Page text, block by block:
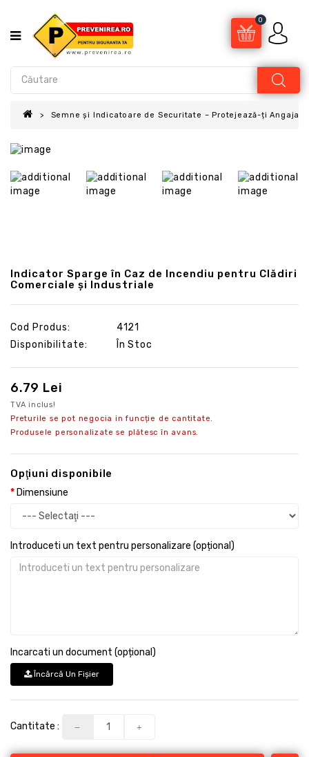
0
Semne și Indicatoare de Securitate – Protejează-ți
Indicator Sparge în Caz de Incendiu pentru Clădiri
Comerciale și Industriale
Cod Produs:
4121
Disponibilitate:
În Stoc
6.79 Lei
TVA inclus!
Preturile se pot negocia in funcție de cantitate.
Produsele personalizate se plătesc în avans.
Opţiuni disponibile
Dimensiune
Introduceti un text pentru personalizare (opțional)
Incarcati un document (opțional)
Încărcă Un Fişier
Cantitate :